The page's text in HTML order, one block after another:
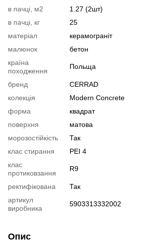
в пачці, м2
1.27 (2шт)
в пачці, кг
25
матеріал
керамограніт
малюнок
бетон
країна
походження
Польща
бренд
CERRAD
колекція
Modern Concrete
форма
квадрат
поверхня
матова
морозостійкість
Так
клас стирання
PEI 4
клас
протиковзання
R9
ректифікована
Так
артикул
виробника
5903313332002
Опис